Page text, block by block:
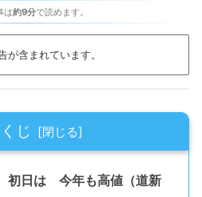
は約9分で読めます。
が含まれています。
じ
日は 今年も高値（道新